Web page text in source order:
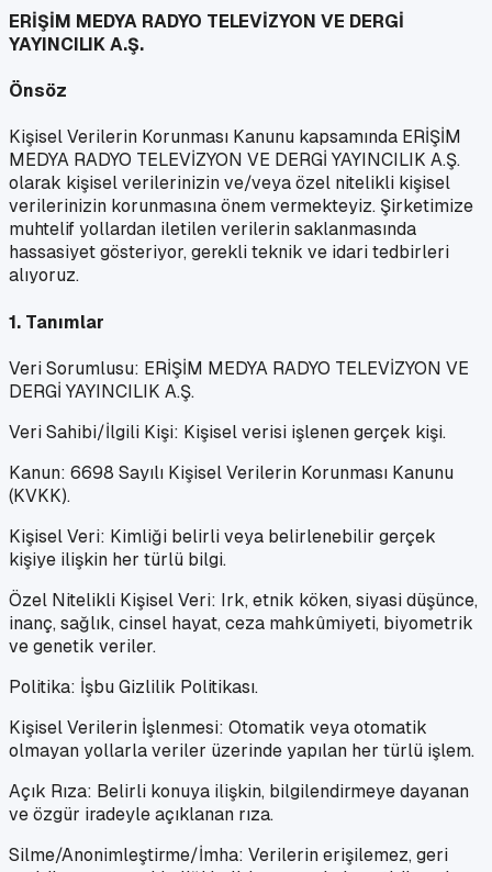
ERİŞİM MEDYA RADYO TELEVİZYON VE DERGİ
YAYINCILIK A.Ş.
Önsöz
Kişisel Verilerin Korunması Kanunu kapsamında ERİŞİM
MEDYA RADYO TELEVİZYON VE DERGİ YAYINCILIK A.Ş.
olarak kişisel verilerinizin ve/veya özel nitelikli kişisel
verilerinizin korunmasına önem vermekteyiz. Şirketimize
muhtelif yollardan iletilen verilerin saklanmasında
hassasiyet gösteriyor, gerekli teknik ve idari tedbirleri
alıyoruz.
1. Tanımlar
Veri Sorumlusu: ERİŞİM MEDYA RADYO TELEVİZYON VE
DERGİ YAYINCILIK A.Ş.
Veri Sahibi/İlgili Kişi: Kişisel verisi işlenen gerçek kişi.
Kanun: 6698 Sayılı Kişisel Verilerin Korunması Kanunu
(KVKK).
Kişisel Veri: Kimliği belirli veya belirlenebilir gerçek
kişiye ilişkin her türlü bilgi.
Özel Nitelikli Kişisel Veri: Irk, etnik köken, siyasi düşünce,
inanç, sağlık, cinsel hayat, ceza mahkûmiyeti, biyometrik
ve genetik veriler.
Politika: İşbu Gizlilik Politikası.
Kişisel Verilerin İşlenmesi: Otomatik veya otomatik
olmayan yollarla veriler üzerinde yapılan her türlü işlem.
Açık Rıza: Belirli konuya ilişkin, bilgilendirmeye dayanan
ve özgür iradeyle açıklanan rıza.
Silme/Anonimleştirme/İmha: Verilerin erişilemez, geri